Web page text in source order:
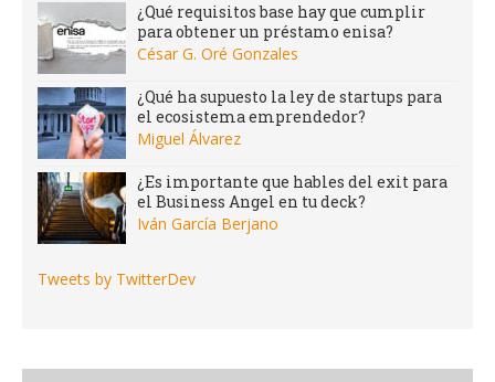
¿Qué requisitos base hay que cumplir
para obtener un préstamo enisa?
César G. Oré Gonzales
¿Qué ha supuesto la ley de startups para
el ecosistema emprendedor?
Miguel Álvarez
¿Es importante que hables del exit para
el Business Angel en tu deck?
Iván García Berjano
Tweets by TwitterDev